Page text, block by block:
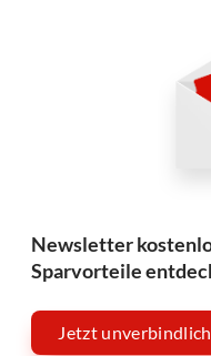
Newsletter
Sparvorteile
Jetzt